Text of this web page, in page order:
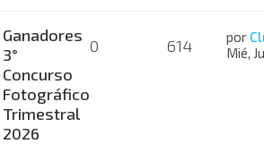
Ganadores
3°
Concurso
Fotográfico
Trimestral
2026
0 614 por
Mié,